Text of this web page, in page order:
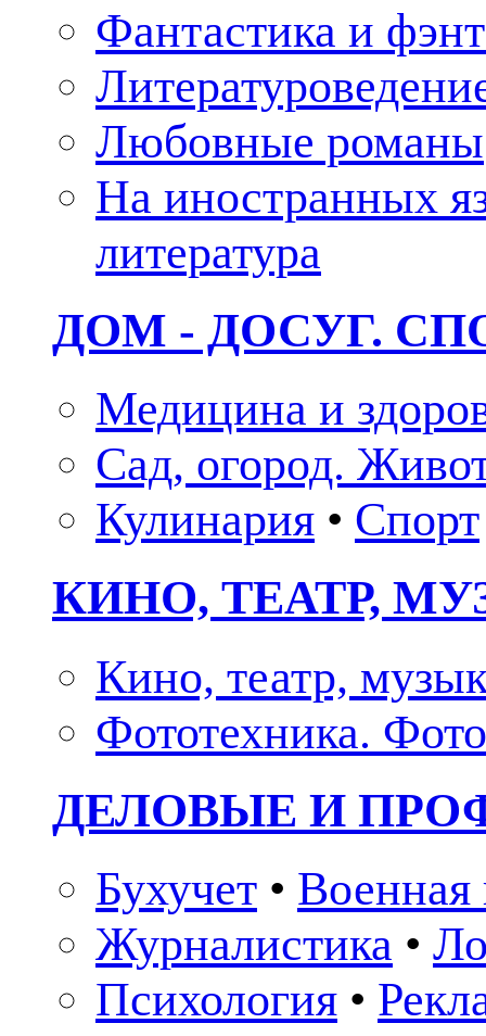
Фантастика и
Любовные романы
На иностранных
литература
ДОМ - ДОСУГ.
Медицина и
Сад, огород.
Кулинария • Спорт
КИНО, ТЕАТР,
Кино, театр,
Фототехника.
ДЕЛОВЫЕ И
Бухучет • Военная
Журналистика •
Психология •